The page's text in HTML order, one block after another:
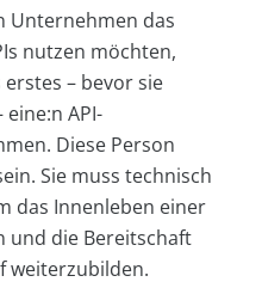
Unternehmen das
nutzen möchten,
– bevor sie
API-
Diese Person
Sie muss technisch
das Innenleben einer
und die Bereitschaft
weiterzubilden.